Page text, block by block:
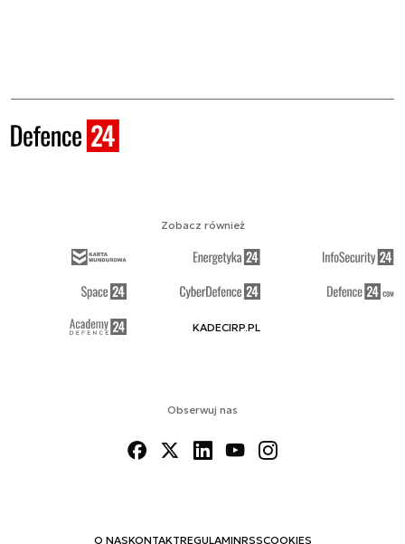
Obserwuj nas
O NASKONTAKTREGULAMINRSSCOOKIES
Zobacz również
KADECIRP.PL